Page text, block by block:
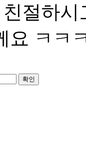
절하
요 ㅋㅋ
확인